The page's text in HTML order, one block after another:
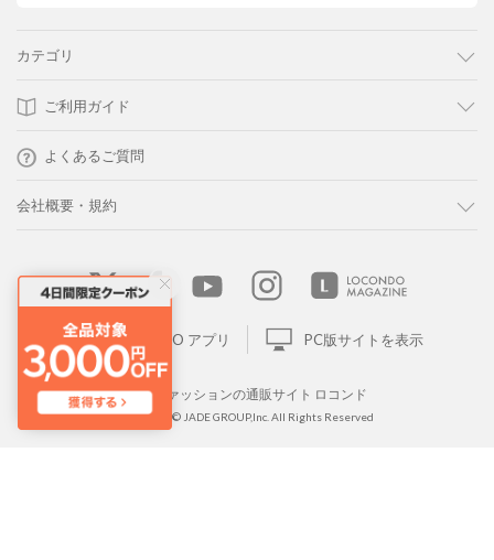
カテゴリ
ご利用ガイド
よくあるご質問
会社概要・規約
LOCONDO アプリ PC版サイトを表示
靴とファッションの通販サイト ロコンド
Copyright © JADE GROUP,Inc. All Rights Reserved